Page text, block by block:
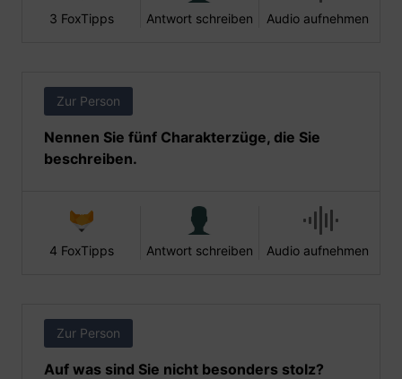
3 FoxTipps Antwort schreiben Audio aufnehmen
Zur Person
Nennen Sie fünf Charakterzüge, die Sie
beschreiben.
4 FoxTipps Antwort schreiben Audio aufnehmen
Zur Person
Auf was sind Sie nicht besonders stolz?